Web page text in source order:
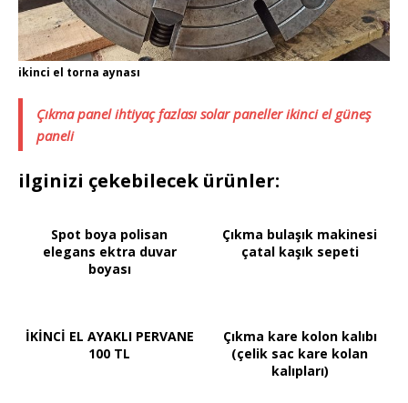
ikinci el torna aynası
Çıkma panel ihtiyaç fazlası solar paneller ikinci el güneş
paneli
ilginizi çekebilecek ürünler:
Spot boya polisan
elegans ektra duvar
boyası
Çıkma bulaşık makinesi
çatal kaşık sepeti
İKİNCİ EL AYAKLI PERVANE
100 TL
Çıkma kare kolon kalıbı
(çelik sac kare kolan
kalıpları)